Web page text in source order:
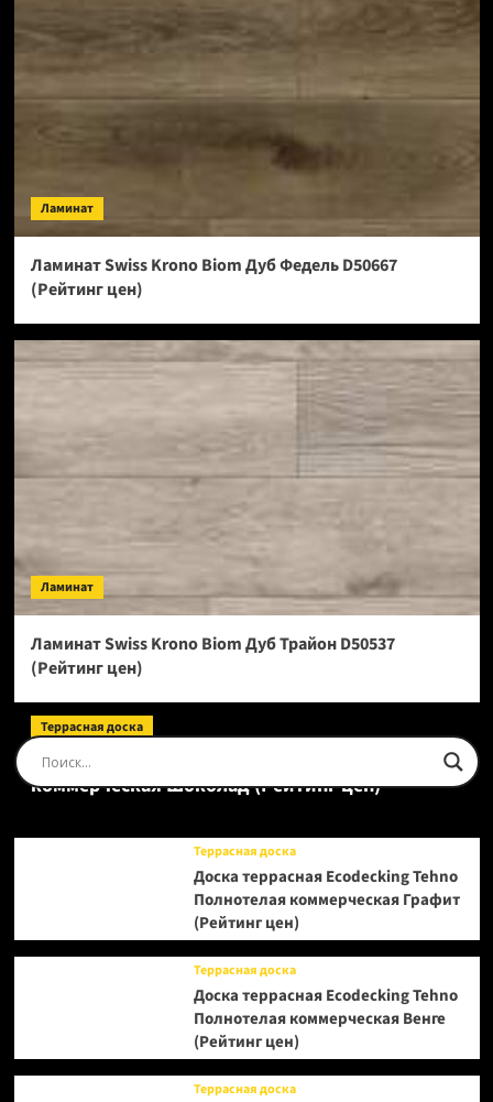
Ламинат
Ламинат Swiss Krono Biom Дуб Федель D50667
(Рейтинг цен)
Ламинат
Ламинат Swiss Krono Biom Дуб Трайон D50537
(Рейтинг цен)
Террасная доска
Доска террасная Ecodecking Tehno Полнотелая
коммерческая Шоколад (Рейтинг цен)
Террасная доска
Доска террасная Ecodecking Tehno
Полнотелая коммерческая Графит
(Рейтинг цен)
Террасная доска
Доска террасная Ecodecking Tehno
Полнотелая коммерческая Венге
(Рейтинг цен)
Террасная доска